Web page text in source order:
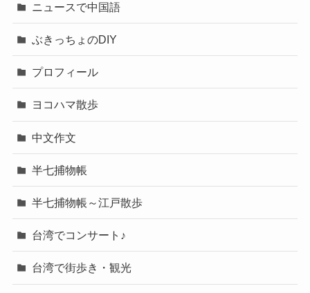
ニュースで中国語
ぶきっちょのDIY
プロフィール
ヨコハマ散歩
中文作文
半七捕物帳
半七捕物帳～江戸散歩
台湾でコンサート♪
台湾で街歩き・観光